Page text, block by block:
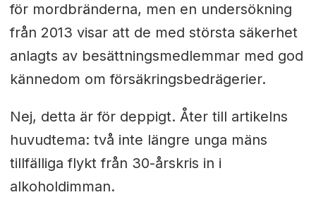
för mordbränderna, men en undersökning
från 2013 visar att de med största säkerhet
anlagts av besättningsmedlemmar med god
kännedom om försäkringsbedrägerier.
Nej, detta är för deppigt. Åter till artikelns
huvudtema: två inte längre unga mäns
tillfälliga flykt från 30-årskris in i
alkoholdimman.